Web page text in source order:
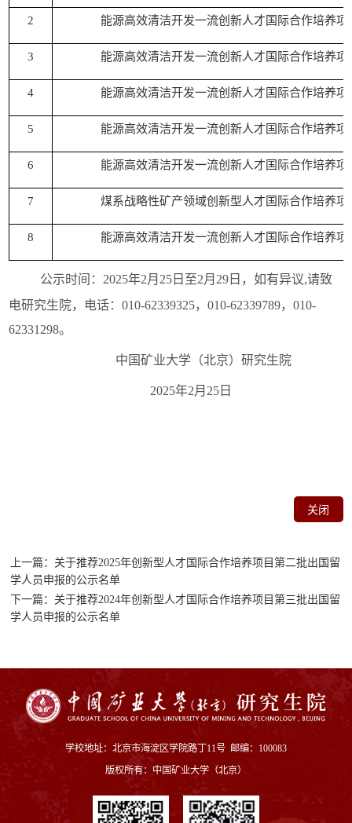
2 能源高效清洁开发一流创新人才国际合作培养项
3 能源高效清洁开发一流创新人才国际合作培养项
4 能源高效清洁开发一流创新人才国际合作培养项
5 能源高效清洁开发一流创新人才国际合作培养项
6 能源高效清洁开发一流创新人才国际合作培养项
7 煤系战略性矿产领域创新型人才国际合作培养项
8 能源高效清洁开发一流创新人才国际合作培养项
公示时间：2025年2月25日至2月29日，如有异议,请致
电研究生院，电话：010-62339325，010-62339789，010-
62331298。
中国矿业大学（北京）研究生院
2025年2月25日
关闭
上一篇：关于推荐2025年创新型人才国际合作培养项目第二批出国留
学人员申报的公示名单
下一篇：关于推荐2024年创新型人才国际合作培养项目第三批出国留
学人员申报的公示名单
学校地址：北京市海淀区学院路丁11号 邮编：100083
版权所有：中国矿业大学（北京）